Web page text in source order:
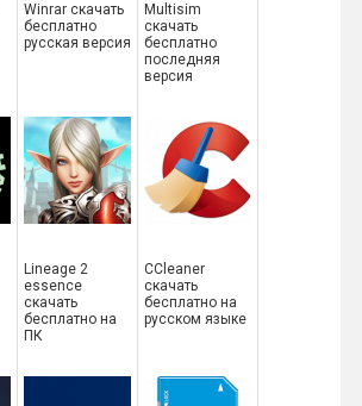
Winrar скачать
бесплатно
русская версия
Multisim
скачать
бесплатно
последняя
версия
Lineage 2
essence
скачать
бесплатно на
ПК
CCleaner
скачать
бесплатно на
русском языке